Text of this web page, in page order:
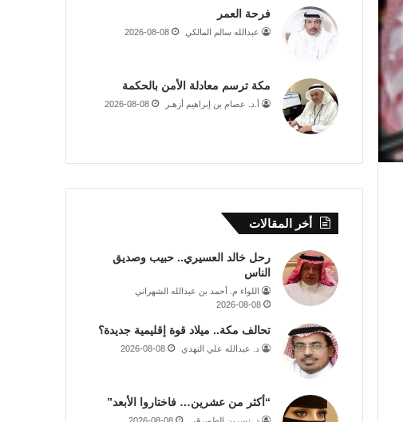
فرحة العمر
عبدالله سالم المالكي 2026-08-08
مكة ترسم معادلة الأمن بالحكمة
أ.د. عصام بن إبراهيم أزهـر 2026-08-08
أخر المقالات
رحل خالد العسيري.. حبيب وصديق
الناس
اللواء م. أحمد بن عبدالله الشهراني
2026-08-08
تحالف مكة.. ميلاد قوة إقليمية جديدة؟
د. عبدالله علي النهدي 2026-08-08
“أكثر من عشرين… فاختاروا الأبعد”